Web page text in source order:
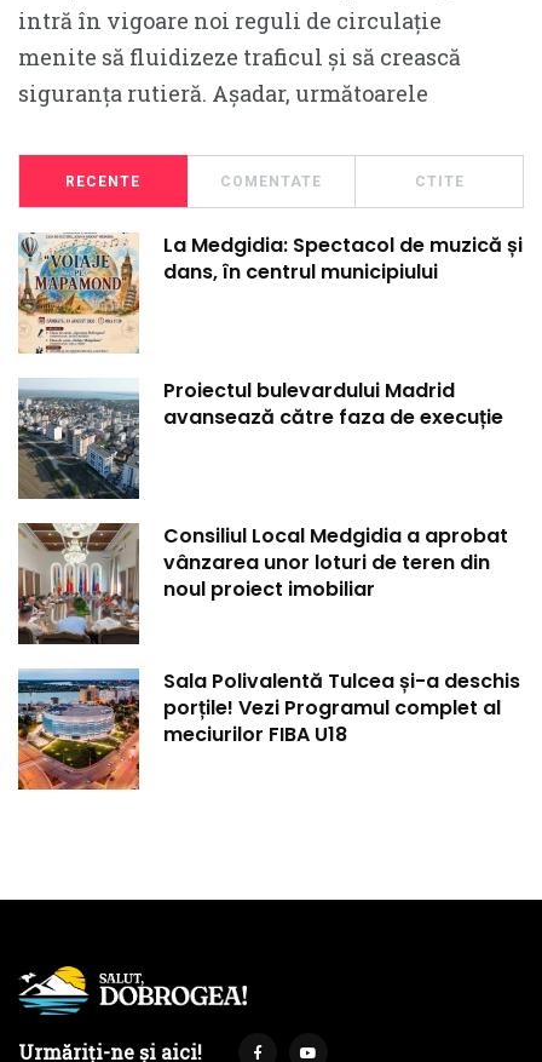
intră în vigoare noi reguli de circulație
menite să fluidizeze traficul și să crească
siguranța rutieră. Așadar, următoarele
RECENTE COMENTATE CTITE
La Medgidia: Spectacol de muzică și
dans, în centrul municipiului
Proiectul bulevardului Madrid
avansează către faza de execuție
Consiliul Local Medgidia a aprobat
vânzarea unor loturi de teren din
noul proiect imobiliar
Sala Polivalentă Tulcea și-a deschis
porțile! Vezi Programul complet al
meciurilor FIBA U18
Urmăriți-ne și aici!